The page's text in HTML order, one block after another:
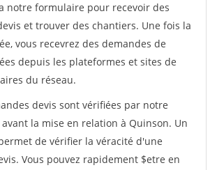
notre formulaire pour recevoir des
et trouver des chantiers. Une fois la
vous recevrez des demandes de
depuis les plateformes et sites de
du réseau.
devis sont vérifiées par notre
la mise en relation à Quinson. Un
de vérifier la véracité d'une
Vous pouvez rapidement $etre en